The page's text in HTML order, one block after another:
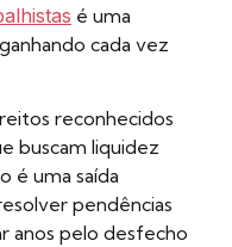
é uma
cada vez
reconhecidos
buscam liquidez
é uma saída
pendências
anos pelo desfecho